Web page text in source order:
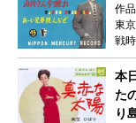
作
東
戦
本
た
り